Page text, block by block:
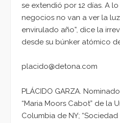
se extendió por 12 días. A
negocios no van a ver la
envirulado año”, dice la
desde su búnker atómico
placido@detona.com
PLÁCIDO GARZA.
“Maria Moors Cabot” de la
Columbia de NY;